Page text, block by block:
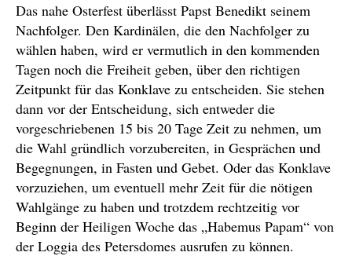
Das nahe Osterfest überlässt Papst Benedikt seinem
Nachfolger. Den Kardinälen, die den Nachfolger zu
wählen haben, wird er vermutlich in den kommenden
Tagen noch die Freiheit geben, über den richtigen
Zeitpunkt für das Konklave zu entscheiden. Sie stehen
dann vor der Entscheidung, sich entweder die
vorgeschriebenen 15 bis 20 Tage Zeit zu nehmen, um
die Wahl gründlich vorzubereiten, in Gesprächen und
Begegnungen, in Fasten und Gebet. Oder das Konklave
vorzuziehen, um eventuell mehr Zeit für die nötigen
Wahlgänge zu haben und trotzdem rechtzeitig vor
Beginn der Heiligen Woche das „Habemus Papam“ von
der Loggia des Petersdomes ausrufen zu können.